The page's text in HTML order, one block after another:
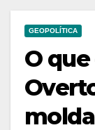
GEOPOLÍTICA
O que